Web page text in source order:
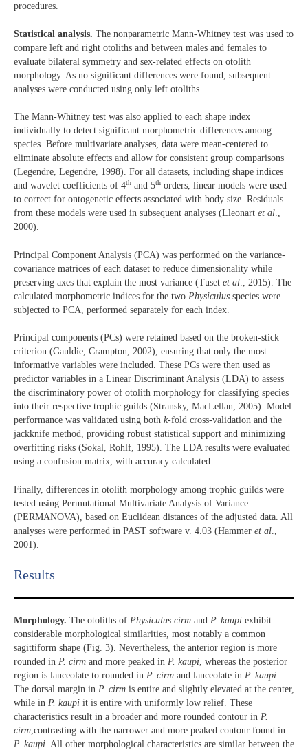
procedures.
Statistical analysis. The nonparametric Mann-Whitney test was used to
compare left and right otoliths and between males and females to
evaluate bilateral symmetry and sex-related effects on otolith
morphology. As no significant differences were found, subsequent
analyses were conducted using only left otoliths.
The Mann-Whitney test was also applied to each shape index
individually to detect significant morphometric differences among
species. Before multivariate analyses, data were mean-centered to
eliminate absolute effects and allow for consistent group comparisons
(Legendre, Legendre, 1998). For all datasets, including shape indices
and wavelet coefficients of 4th and 5th orders, linear models were used
to correct for ontogenetic effects associated with body size. Residuals
from these models were used in subsequent analyses (Lleonart et al.,
2000).
Principal Component Analysis (PCA) was performed on the variance-
covariance matrices of each dataset to reduce dimensionality while
preserving axes that explain the most variance (Tuset et al ., 2015). The
calculated morphometric indices for the two Physiculus species were
subjected to PCA, performed separately for each index.
Principal components (PCs) were retained based on the broken-stick
criterion (Gauldie, Crampton, 2002), ensuring that only the most
informative variables were included. These PCs were then used as
predictor variables in a Linear Discriminant Analysis (LDA) to assess
the discriminatory power of otolith morphology for classifying species
into their respective trophic guilds (Stransky, MacLellan, 2005). Model
performance was validated using both k-fold cross-validation and the
jackknife method, providing robust statistical support and minimizing
overfitting risks (Sokal, Rohlf, 1995). The LDA results were evaluated
using a confusion matrix, with accuracy calculated.
Finally, differences in otolith morphology among trophic guilds were
tested using Permutational Multivariate Analysis of Variance
(PERMANOVA), based on Euclidean distances of the adjusted data. All
analyses were performed in PAST software v. 4.03 (Hammer et al
2001).
Results​
Morphology. The otoliths of Physiculus cirm and P. kaupi exhibit
considerable morphological similarities, most notably a common
sagittiform shape (Fig. 3). Nevertheless, the anterior region is more
rounded in P. cirm and more peaked in P. kaupi , whereas the posterior
region is lanceolate to rounded in P. cirm and lanceolate in P. kaupi
The dorsal margin in P. cirm is entire and slightly elevated at the center,
while in P. kaupi it is entire with uniformly low relief. These
characteristics result in a broader and more rounded contour in P.
cirm ,contrasting with the narrower and more peaked contour found in
P. kaupi . All other morphological characteristics are similar between the